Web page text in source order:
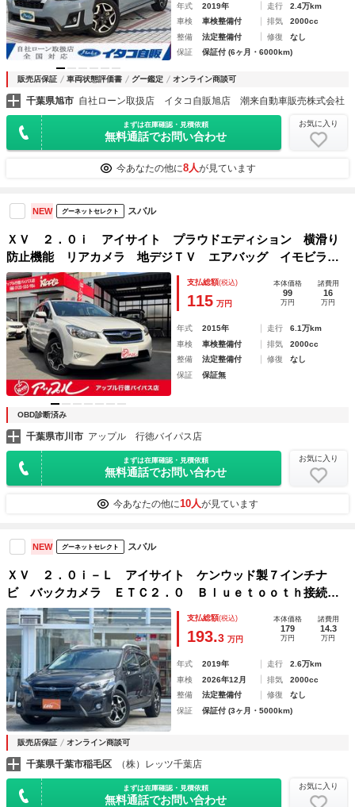
年式 2019年 走行
2.4万km
車検
車検整備付 排気
2000cc
整備
法定整備付 修復
なし
保証
保証付 (6ヶ月・6000km)
販売店保証 車両状態評価書 グー鑑定 オンライン商談可
千葉県旭市 自社ローン取扱店 イタコ自販旭店 潮来自動車販売株式会社
まずは在庫確認・見積依頼
無料通話でお問い合わせ
お気に入り
今あなたの他に8人が見ています
NEW グーネットセレクト スバル
ＸＶ ２．０ｉ アイサイト プラウドエディション 横滑り
防止機能 リアカメラ 地デジＴＶ エアバッグ イモビライ
ザー ＥＴＣ車載器 ＡＢＳ ルーフレール メモリーナビ
ＡＷＤ クルコン 禁煙車 アイドリングストップ ナビＴ
Ｖ パワーウインドウ ＡＣ
支払総額(税込)
115 万円
本体価格
99
万円
諸費用
16
万円
年式 2015年 走行
6.1万km
車検
車検整備付 排気
2000cc
整備
法定整備付 修復
なし
保証
保証無
OBD診断済み
千葉県市川市 アップル 行徳バイパス店
まずは在庫確認・見積依頼
無料通話でお問い合わせ
お気に入り
今あなたの他に10人が見ています
NEW グーネットセレクト スバル
ＸＶ ２．０ｉ－Ｌ アイサイト ケンウッド製７インチナ
ビ バックカメラ ＥＴＣ２．０ Ｂｌｕｅｔｏｏｔｈ接続
ＬＥＤヘッドライト ルーフレール クリアビューパック ワ
ンオーナー 禁煙車ブラインドスポットモニター クルーズコ
ントロール
支払総額(税込)
193.3 万円
本体価格
179
万円
諸費用
14.3
万円
年式 2019年 走行
2.6万km
車検
2026年12月 排気
2000cc
整備
法定整備付 修復
なし
保証
保証付 (3ヶ月・5000km)
販売店保証 オンライン商談可
千葉県千葉市稲毛区 （株）レッツ千葉店
まずは在庫確認・見積依頼
無料通話でお問い合わせ
お気に入り